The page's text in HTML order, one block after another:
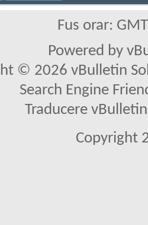
Fus orar:
Powered by
© 2026 vBulletin
Search Engine
Traducere
Copyright